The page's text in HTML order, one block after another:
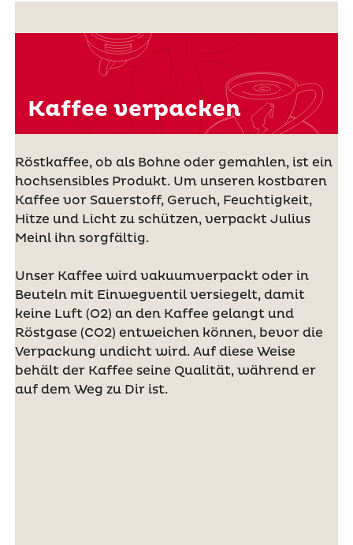
Röstkaffee, ob als Bohne oder gemahlen, ist ein
hochsensibles Produkt. Um unseren kostbaren
Kaffee vor Sauerstoff, Geruch, Feuchtigkeit,
Hitze und Licht zu schützen, verpackt Julius
Meinl ihn sorgfältig.
Unser Kaffee wird vakuumverpackt oder in
Beuteln mit Einwegventil versiegelt, damit
keine Luft (O2) an den Kaffee gelangt und
Röstgase (CO2) entweichen können, bevor die
Verpackung undicht wird. Auf diese Weise
behält der Kaffee seine Qualität, während er
auf dem Weg zu Dir ist.
Kaffee verpacken